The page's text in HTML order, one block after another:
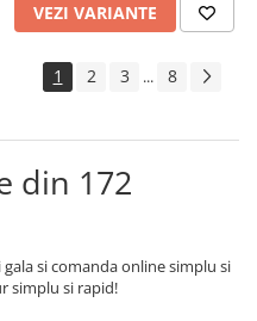
VEZI VARIANTE
1 2 3 ... 8
din 172
si comanda online simplu si
simplu si rapid!